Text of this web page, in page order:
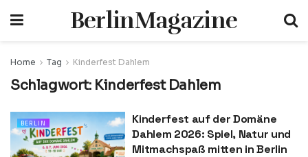
BerlinMagazine
Home Tag Kinderfest Dahlem
Schlagwort: Kinderfest Dahlem
BERLIN
Kinderfest auf der Domäne
Dahlem 2026: Spiel, Natur und
Mitmachspaß mitten in Berlin